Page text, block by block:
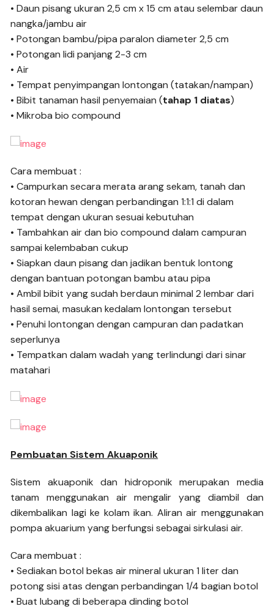
• Daun pisang ukuran 2,5 cm x 15 cm atau selembar daun
nangka/jambu air
• Potongan bambu/pipa paralon diameter 2,5 cm
• Potongan lidi panjang 2-3 cm
• Air
• Tempat penyimpangan lontongan (tatakan/nampan)
• Bibit tanaman hasil penyemaian (tahap 1 diatas)
• Mikroba bio compound
Cara membuat :
• Campurkan secara merata arang sekam, tanah dan
kotoran hewan dengan perbandingan 1:1:1 di dalam
tempat dengan ukuran sesuai kebutuhan
• Tambahkan air dan bio compound dalam campuran
sampai kelembaban cukup
• Siapkan daun pisang dan jadikan bentuk lontong
dengan bantuan potongan bambu atau pipa
• Ambil bibit yang sudah berdaun minimal 2 lembar dari
hasil semai, masukan kedalam lontongan tersebut
• Penuhi lontongan dengan campuran dan padatkan
seperlunya
• Tempatkan dalam wadah yang terlindungi dari sinar
matahari
Pembuatan Sistem Akuaponik
Sistem akuaponik dan hidroponik merupakan media
tanam menggunakan air mengalir yang diambil dan
dikembalikan lagi ke kolam ikan. Aliran air menggunakan
pompa akuarium yang berfungsi sebagai sirkulasi air.
Cara membuat :
• Sediakan botol bekas air mineral ukuran 1 liter dan
potong sisi atas dengan perbandingan 1/4 bagian botol
• Buat lubang di beberapa dinding botol